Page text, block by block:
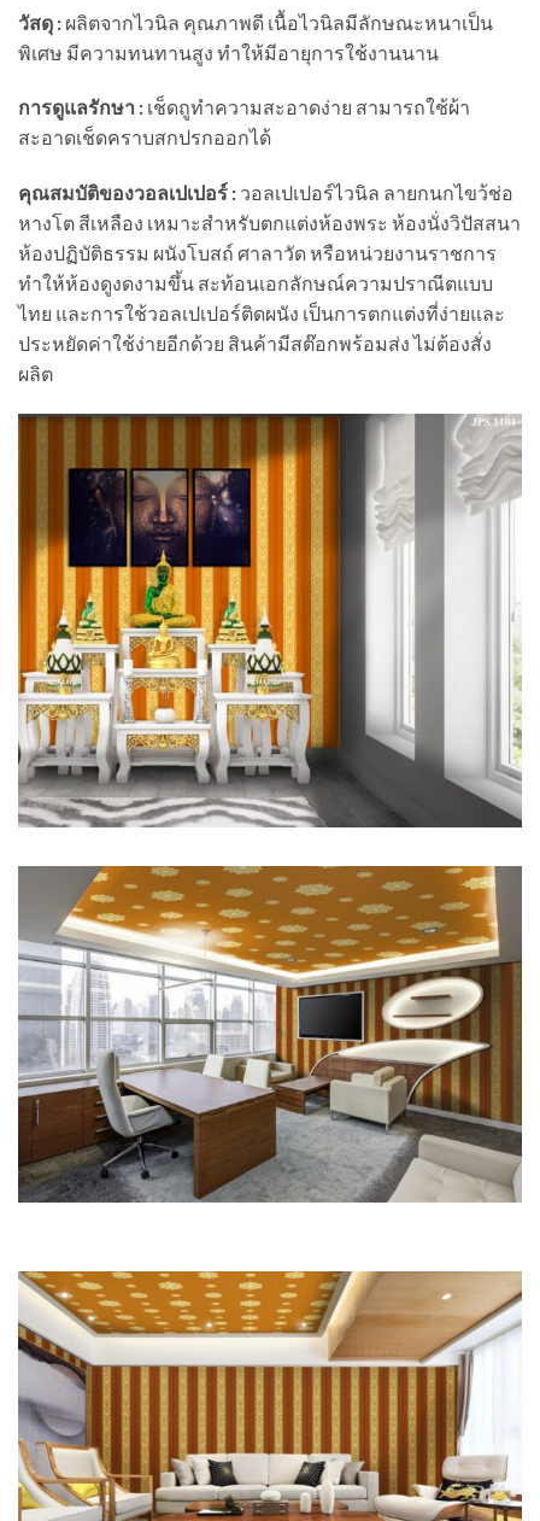
วัสดุ : ผลิตจากไวนิล คุณภาพดี เนื้อไวนิลมีลักษณะหนาเป็น
พิเศษ มีความทนทานสูง ทำให้มีอายุการใช้งานนาน
การดูแลรักษา : เช็ดถูทำความสะอาดง่าย สามารถใช้ผ้า
สะอาดเช็ดคราบสกปรกออกได้
คุณสมบัติของวอลเปเปอร์ : วอลเปเปอร์ไวนิล ลายกนกไขว้ช่อ
หางโต สีเหลือง เหมาะสำหรับตกแต่งห้องพระ ห้องนั่งวิปัสสนา
ห้องปฏิบัติธรรม ผนังโบสถ์ ศาลาวัด หรือหน่วยงานราชการ
ทำให้ห้องดูงดงามขึ้น สะท้อนเอกลักษณ์ความปราณีตแบบ
ไทย และการใช้วอลเปเปอร์ติดผนัง เป็นการตกแต่งที่ง่ายและ
ประหยัดค่าใช้ง่ายอีกด้วย สินค้ามีสต๊อกพร้อมส่ง ไม่ต้องสั่ง
ผลิต